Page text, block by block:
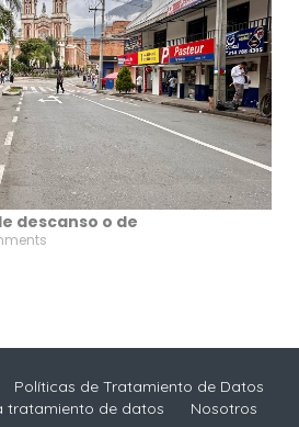
descanso o de
Políticas de Tratamiento de Datos
tratamiento de datos
Nosotros